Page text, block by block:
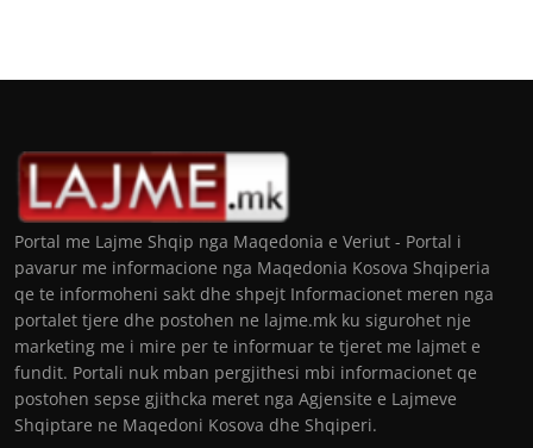
Portal me Lajme Shqip nga Maqedonia e Veriut - Portal i
pavarur me informacione nga Maqedonia Kosova Shqiperia
qe te informoheni sakt dhe shpejt Informacionet meren nga
portalet tjere dhe postohen ne lajme.mk ku sigurohet nje
marketing me i mire per te informuar te tjeret me lajmet e
fundit. Portali nuk mban pergjithesi mbi informacionet qe
postohen sepse gjithcka meret nga Agjensite e Lajmeve
Shqiptare ne Maqedoni Kosova dhe Shqiperi.